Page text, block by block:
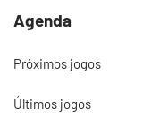
Agenda
Próximos jogos
Últimos jogos